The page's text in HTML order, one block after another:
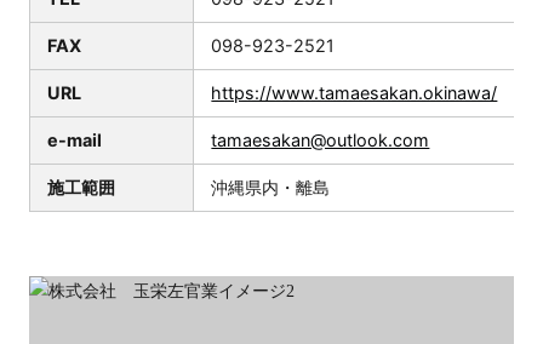
FAX 098-923-2521
URL https://www.tamaesakan.okinawa/
e-mail tamaesakan@outlook.com
施工範囲 沖縄県内・離島